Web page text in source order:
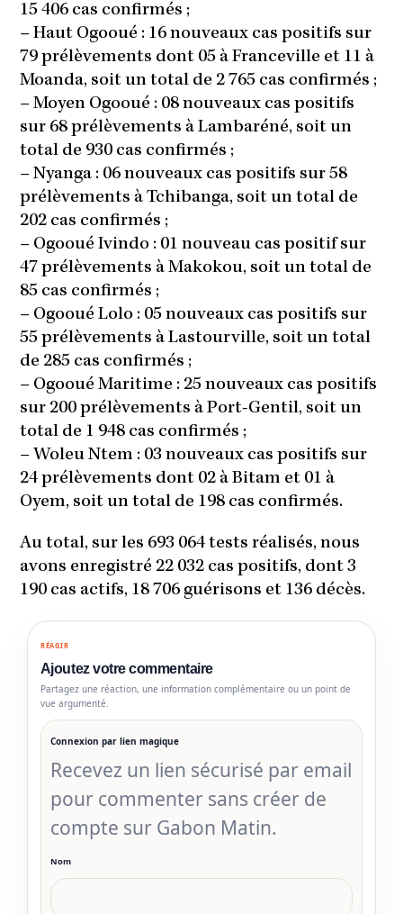
15 406 cas confirmés ;
–Haut Ogooué : 16 nouveaux cas positifs sur
79 prélèvements dont 05 à Franceville et 11 à
Moanda, soit un total de 2 765 cas confirmés ;
–Moyen Ogooué : 08 nouveaux cas positifs
sur 68 prélèvements à Lambaréné, soit un
total de 930 cas confirmés ;
–Nyanga : 06 nouveaux cas positifs sur 58
prélèvements à Tchibanga, soit un total de
202 cas confirmés ;
– Ogooué Ivindo : 01 nouveau cas positif sur
47 prélèvements à Makokou, soit un total de
85 cas confirmés ;
– Ogooué Lolo : 05 nouveaux cas positifs sur
55 prélèvements à Lastourville, soit un total
de 285 cas confirmés ;
– Ogooué Maritime : 25 nouveaux cas positifs
sur 200 prélèvements à Port-Gentil, soit un
total de 1 948 cas confirmés ;
– Woleu Ntem : 03 nouveaux cas positifs sur
24 prélèvements dont 02 à Bitam et 01 à
Oyem, soit un total de 198 cas confirmés.
Au total, sur les 693 064 tests réalisés, nous
avons enregistré 22 032 cas positifs, dont 3
190 cas actifs, 18 706 guérisons et 136 décès.
RÉAGIR
Ajoutez votre commentaire
Partagez une réaction, une information complémentaire ou un point de
vue argumenté.
Connexion par lien magique
Recevez un lien sécurisé par email
pour commenter sans créer de
compte sur Gabon Matin.
Nom